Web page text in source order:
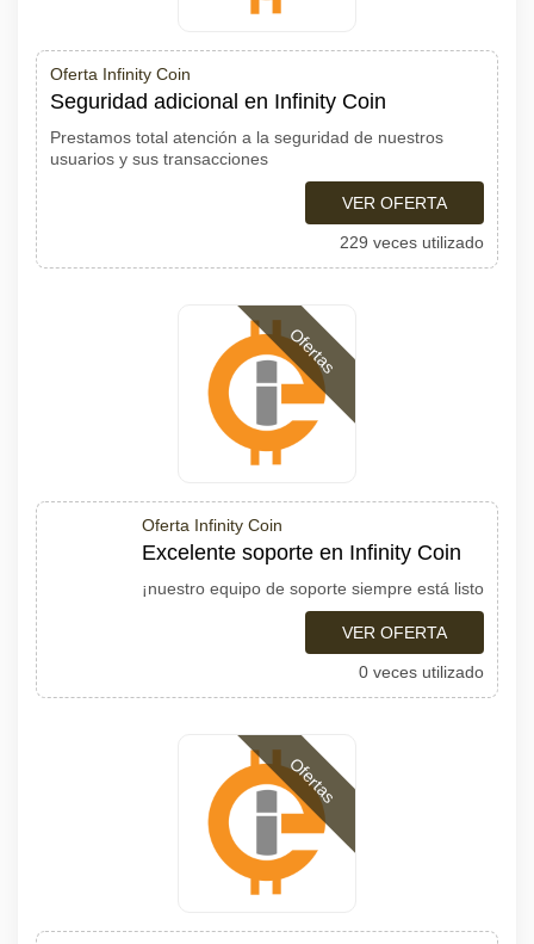
Oferta Infinity Coin
Seguridad adicional en Infinity Coin
Prestamos total atención a la seguridad de nuestros
usuarios y sus transacciones
VER OFERTA
229 veces utilizado
Ofertas
Oferta Infinity Coin
Excelente soporte en Infinity Coin
¡nuestro equipo de soporte siempre está listo
VER OFERTA
0 veces utilizado
Ofertas